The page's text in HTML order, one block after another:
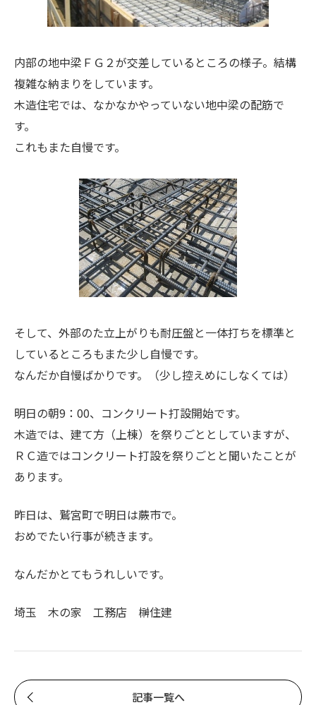
内部の地中梁ＦＧ２が交差しているところの様子。結構
複雑な納まりをしています。
木造住宅では、なかなかやっていない地中梁の配筋で
す。
これもまた自慢です。
そして、外部のた立上がりも耐圧盤と一体打ちを標準と
しているところもまた少し自慢です。
なんだか自慢ばかりです。（少し控えめにしなくては）
明日の朝9：00、コンクリート打設開始です。
木造では、建て方（上棟）を祭りごととしていますが、
ＲＣ造ではコンクリート打設を祭りごとと聞いたことが
あります。
昨日は、鷲宮町で明日は蕨市で。
おめでたい行事が続きます。
なんだかとてもうれしいです。
埼玉 木の家 工務店 榊住建
記事一覧へ